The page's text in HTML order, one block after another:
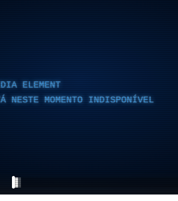
ELEMENT
NESTE MOMENTO INDISPONÍVEL